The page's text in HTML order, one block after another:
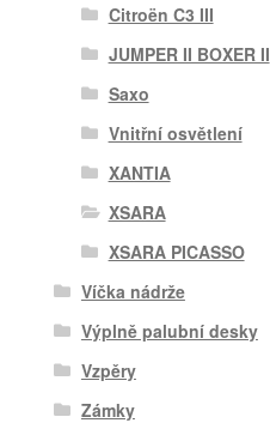
Citroën C3 III
JUMPER II BOXER II
Saxo
Vnitřní osvětlení
XANTIA
XSARA
XSARA PICASSO
Víčka nádrže
Výplně palubní desky
Vzpěry
Zámky